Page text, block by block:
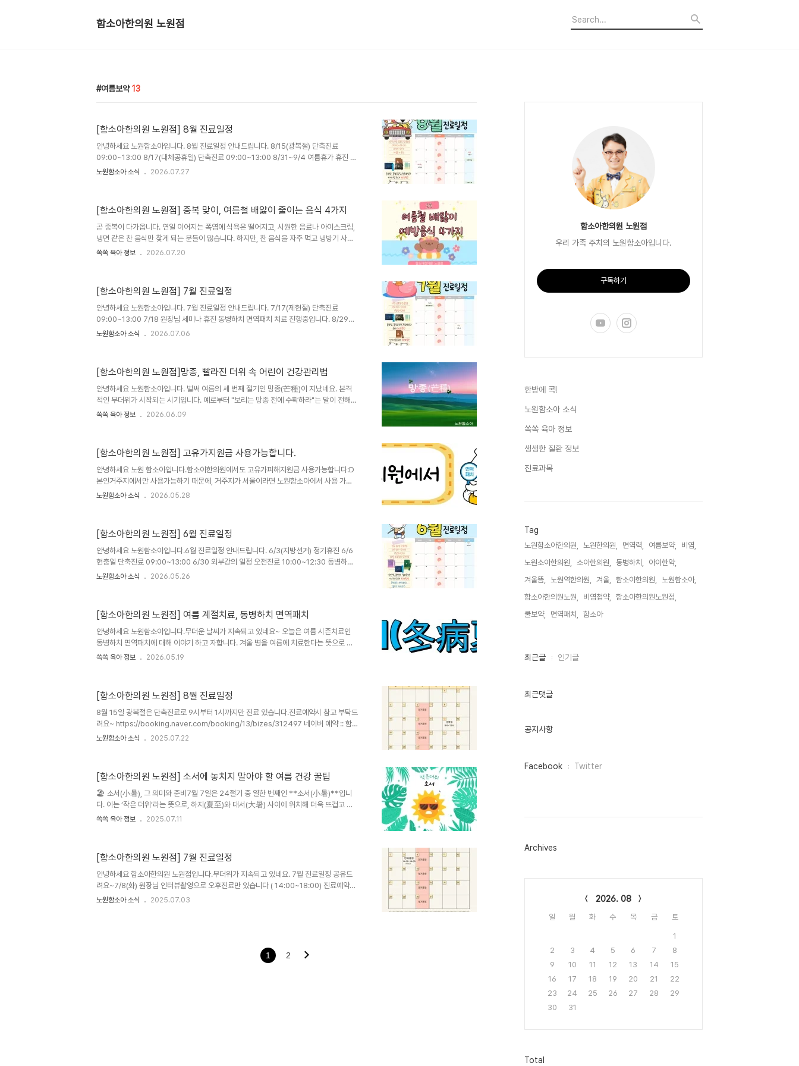
함소아한의원 노원점
여름보약 13
[함소아한의원 노원점] 8월 진료일정
안녕하세요 노원함소아입니다. 8월 진료일정 안내드립니다. 8/15(광복절) 단축진료
09:00~13:00 8/17(대체공휴일) 단축진료 09:00~13:00 8/31~9/4 여름휴가 휴진 동
병하치 면역패치 치료 진행중입니다. 8/29일까지 진행됩니다. 평일(월화목금) 10-18시
노원함소아 소식 2026.07.27
[함소아한의원 노원점] 중복 맞이, 여름철 배앓이 줄이는 음식 4가지
곧 중복이 다가옵니다. 연일 이어지는 폭염에 식욕은 떨어지고, 시원한 음료나 아이스크림,
냉면 같은 찬 음식만 찾게 되는 분들이 많습니다. 하지만, 찬 음식을 자주 먹고 냉방기 사용
시간이 길어지면 속이 불편하거나 배앓이, 설사 등 위장 컨디션이 흔들리기 쉽습니다. 특히
르는 음식이 바로 삼계탕입니다. 닭고기는 양질의 단백질이 풍부해 기력 보충에도 도움이
되는 대표적인 여름 보양식입니다. 한의학에서는 여름철에는 땀을 많이 흘리면서 몸의 기..
쏙쏙 육아 정보 2026.07.20
[함소아한의원 노원점] 7월 진료일정
안녕하세요 노원함소아입니다. 7월 진료일정 안내드립니다. 7/17(제헌절) 단축진료
09:00~13:00 7/18 원장님 세미나 휴진 동병하치 면역패치 치료 진행중입니다. 8/29일
까지 진행됩니다. 평일(월화목금) 10-18시(점심시간 12:30~14:00) 토 9시-15시 (점심
노원함소아 소식 2026.07.06
[함소아한의원 노원점]망종, 빨라진 더위 속 어린이 건강관리법
안녕하세요 노원함소아입니다. 벌써 여름의 세 번째 절기인 망종(芒種)이 지났네요. 본격
적인 무더위가 시작되는 시기입니다. 예로부터 "보리는 망종 전에 수확하라"는 말이 전해질
만큼 농사일이 바빠지는 때이기도 합니다. 이 시기를 놓치면 한 해 농사에 차질이 생기듯,
악하는 것부터 시작됩니다.평소보다 쉽게 피곤해하거나 활동량이 줄어들지는 않았는지, 식
사량이 감소하거나 입맛을 잃지는 않았는지 살펴보는 것이 좋습니다. 또한 잠을 설치거나
아침에 일어나기 ..
쏙쏙 육아 정보 2026.06.09
[함소아한의원 노원점] 고유가지원금 사용가능합니다.
안녕하세요 노원 함소아입니다.함소아한의원에서도 고유가피해지원금 사용가능합니다:D
본인거주지에서만 사용가능하기 때문에, 거주지가 서울이라면 노원함소아에서 사용 가능
합니다:D사용기한은 8/31일까지입니다. 자세한 지원금 내용은 QR로 확인해보세요:D
노원함소아 소식 2026.05.28
[함소아한의원 노원점] 6월 진료일정
안녕하세요 노원함소아입니다.6월 진료일정 안내드립니다. 6/3(지방선거) 정기휴진 6/6
현충일 단축진료 09:00~13:00 6/30 외부강의 일정 오전진료 10:00~12:30 동병하치
면역패치 치료 시작됬습니다. 8/29일까지 진행됩니다. 평일(월화목금) 10-18시(점심시간
노원함소아 소식 2026.05.26
[함소아한의원 노원점] 여름 계절치료, 동병하치 면역패치
안녕하세요 노원함소아입니다.무더운 날씨가 지속되고 있네요~ 오늘은 여름 시즌치료인
동병하치 면역패치에 대해 이야기 하고 자합니다. 겨울 병을 여름에 치료한다는 뜻으로 추
운 계절에 쉽게 나타나거나 증상이 심해질 수 있는 감기, 비염 등 호흡기 질환을 더운 여름
을 억누르고 원기를 보충하면 가을, 겨울의 질환 주요 경혈에 약물을 붙여주면 경락으로 빨
리 침투가 되어 큰 효과를 보게 된다'라고 소개하고 있습니다.여른은 자연의 왕성한 양기로
피부 모..
쏙쏙 육아 정보 2026.05.19
[함소아한의원 노원점] 8월 진료일정
8월 15일 광복절은 단축진료로 9시부터 1시까지만 진료 있습니다.진료예약시 참고 부탁드
려요~ https://booking.naver.com/booking/13/bizes/312497 네이버 예약 :: 함
소아한의원 노원급하고 어려울 때 가장 먼저 믿고 상의할 수 있는 주치의 가족 모두의 건강
노원함소아 소식 2025.07.22
[함소아한의원 노원점] 소서에 놓치지 말아야 할 여름 건강 꿀팁
🏖️ 소서(小暑), 그 의미와 준비7월 7일은 24절기 중 열한 번째인 **소서(小暑)**입니
다. 이는 ‘작은 더위’라는 뜻으로, 하지(夏至)와 대서(大暑) 사이에 위치해 더욱 뜨겁고 습
한 본격 여름 더위의 시작을 알리는 시기입니다. 올여름은 6월부터 예년보다 높은 기온을
력이 저하됩니다.아이의 경우: 성인보다 열 감수성이 높고 신진대사가 왕성해 더위에 쉽게
지치며, 땀을 많이 흘려 탈수·무기력 증상이 나타나기 쉽습니다.한의학적 관점: ..
쏙쏙 육아 정보 2025.07.11
[함소아한의원 노원점] 7월 진료일정
안녕하세요 함소아한의원 노원점입니다.무더위가 지속되고 있네요. 7월 진료일정 공유드
려요~7/8(화) 원장님 인터뷰촬영으로 오후진료만 있습니다 ( 14:00~18:00) 진료예약시
참고해주세요.수요일 일요일 정기휴진일입니다.평일 10시~18시( 점심시간 12시30분
노원함소아 소식 2025.07.03
1 2
함소아한의원 노원점
우리 가족 주치의 노원함소아입니다.
구독하기
한방에 콕!
노원함소아 소식
쏙쏙 육아 정보
생생한 질환 정보
진료과목
Tag
노원함소아한의원, 노원한의원, 면역력, 여름보약,
비염,
노원소아한의원,
소아한의원, 동병하치,
아이한약,
겨울뜸,
노원역한의원, 겨울, 함소아한의원,
노원함소아,
함소아한의원노원,
비염첩약,
함소아한의원노원점,
쿨보약,
면역패치, 함소아,
최
인
최근글 인기글
최근댓글
공지사항
페
그
Facebook Twitter
Archives
2026. 08
일 월 화 수 목 금 토
1
2
3 4 5 6 7
8
9
10 11 12 13 14
15
16
17 18 19 20 21
22
23
24 25 26 27 28
29
30
31
방
Total